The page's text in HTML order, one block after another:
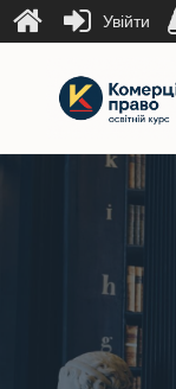
Увійти